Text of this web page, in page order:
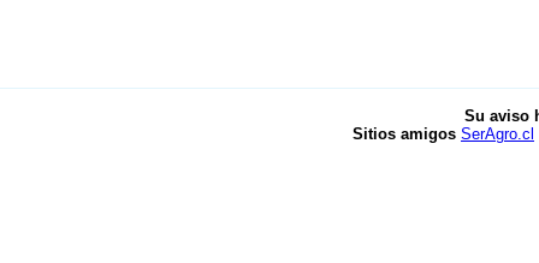
Su aviso
Sitios amigos SerAgro.cl